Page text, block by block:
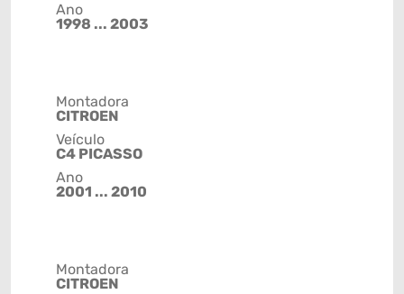
Ano
1998 ... 2003
Montadora
CITROEN
Veículo
C4 PICASSO
Ano
2001 ... 2010
Montadora
CITROEN